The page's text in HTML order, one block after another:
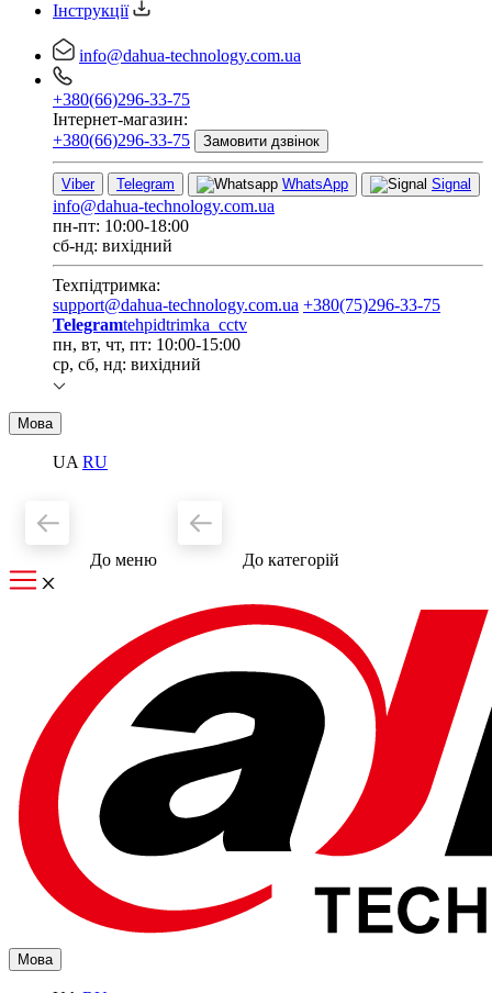
Інструкції
info@dahua-technology.com.ua
+380(66)296-33-75
Інтернет-магазин:
+380(66)296-33-75
Замовити дзвінок
Viber Telegram WhatsApp Signal
info@dahua-technology.com.ua
пн-пт: 10:00-18:00
сб-нд: вихідний
Техпідтримка:
support@dahua-technology.com.ua +380(75)296-33-75
Telegramtehpidtrimka_cctv
пн, вт, чт, пт: 10:00-15:00
ср, сб, нд: вихідний
Мова
UA RU
До меню До категорiй
Мова